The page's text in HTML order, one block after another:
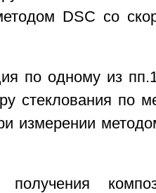
DSC со
по одному из
стеклования по
измерении